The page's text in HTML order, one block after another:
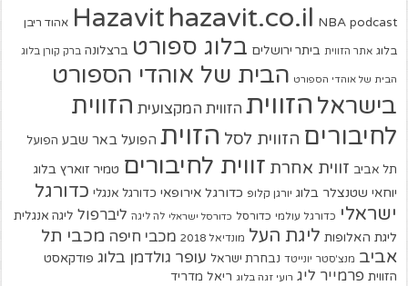
Hazavit hazavit.co.il NBA podcast אהוד ריבן
בלוג אתר הזווית ביתר ירושלים בלוג ספורט ברצלונה ברק קורן בלוג
הבית של אוהדי הספורט הבית של אוהדי הספורט
בישראל הזווית הזווית המקצועית הזווית
לחיבורים הזווית לסל הזוית הפועל באר שבע הפועל
תל אביב זווית אחרת זווית לחיבורים טמיר זוארץ בלוג
יוחאי שטנצלר בלוג יורגן קלופ כדורגל אירופאי כדורגל אנגלי כדורגל
ישראלי כדורגל עולמי כדורסל כדורסל ישראלי לה ליגה ליברפול ליגה אנגלית
ליגת האלופות ליגת העל מונדיאל 2018 מכבי חיפה מכבי תל
אביב מנצ'סטר יונייטד נבחרת ישראל עופר גולדמן בלוג פודקאסט
הזווית פרמייר ליג רועי זגה בלוג ריאל מדריד